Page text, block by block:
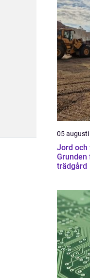
05
Jord och
trädgård